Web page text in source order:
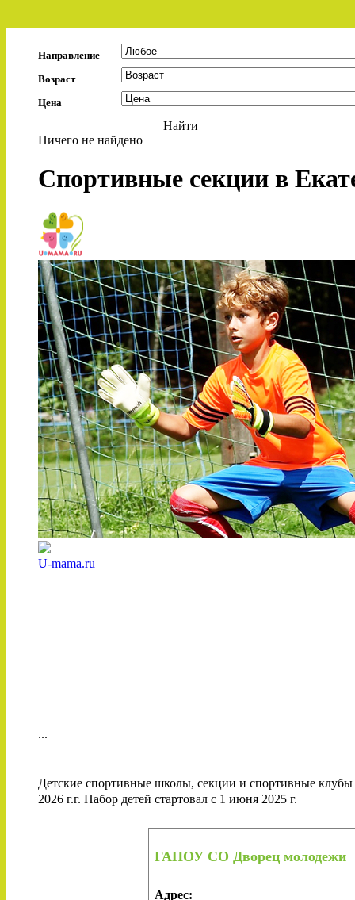
Направление
Возраст
Цена
Найти
Ничего не найдено
Спортивные секции в
U-mama.ru
...
Детские спортивные школы, секции и спортивные
2026 г.г. Набор детей стартовал с 1 июня 2025 г.
ГАНОУ СО Дворец молодежи
Адрес: